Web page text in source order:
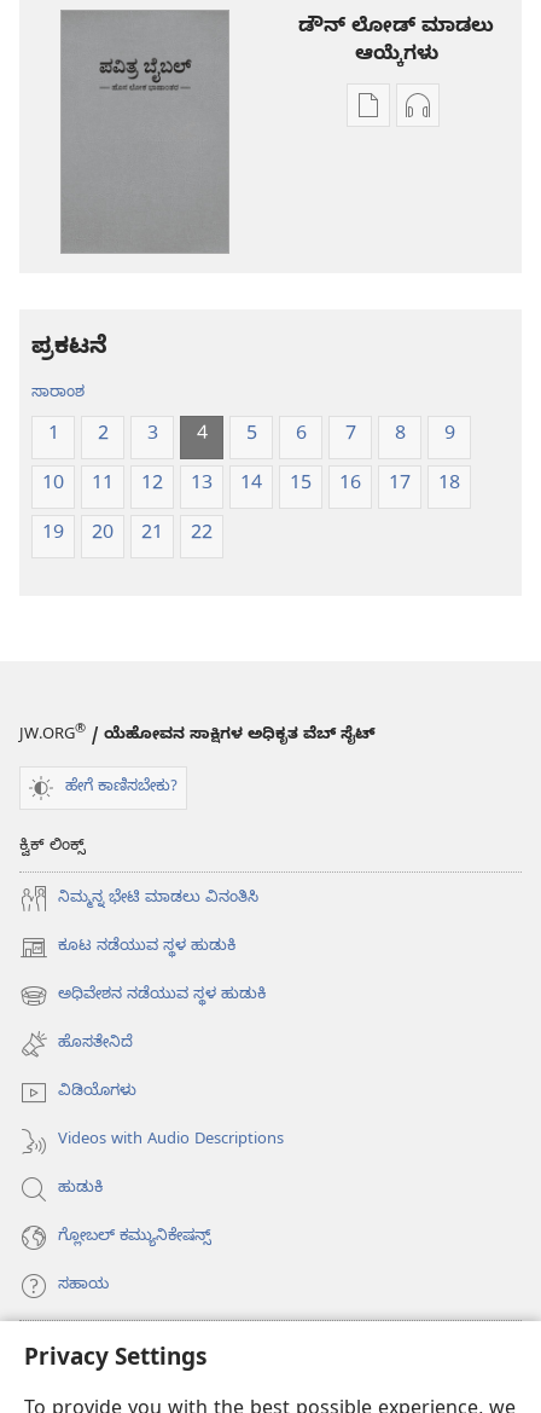
Privacy Settings
ಡೌನ್ ಲೋಡ್ ಮಾಡಲು
ಆಯ್ಕೆಗಳು
ಪ್ರಕಾಶನಆಡಿಯೋ
ಪ್ರಕಟನೆ
ಸಾರಾಂಶ
1 2 3 4 5 6 7 8
9
10
11 12 13 14 15 16 17
18
19
20 21 22
JW.ORG® / ಯೆಹೋವನ ಸಾಕ್ಷಿಗಳ ಅಧಿಕೃತ ವೆಬ್ ಸೈಟ್
ಹೇಗೆ ಕಾಣಿಸಬೇಕು?
ಕ್ವಿಕ್ ಲಿಂಕ್ಸ್
ನಿಮ್ಮನ್ನ ಭೇಟಿ ಮಾಡಲು ವಿನಂತಿಸಿ
ಕೂಟ ನಡೆಯುವ ಸ್ಥಳ ಹುಡುಕಿ
(opens
new
window)
ಅಧಿವೇಶನ ನಡೆಯುವ ಸ್ಥಳ ಹುಡುಕಿ
(opens
new
window)
ಹೊಸತೇನಿದೆ
ವಿಡಿಯೊಗಳು
Videos with Audio Descriptions
ಹುಡುಕಿ
ಗ್ಲೋಬಲ್‌ ಕಮ್ಯುನಿಕೇಷನ್ಸ್‌
ಸಹಾಯ
ಕಾಣಿಕೆಗಳು
(opens